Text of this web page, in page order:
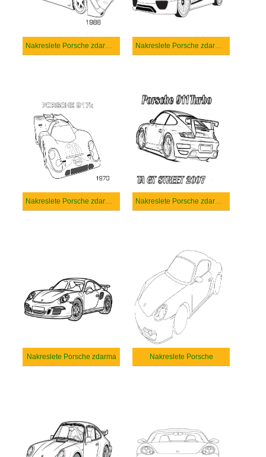
Nakreslete Porsche zdarma snadný tisknutelné Nakreslete Porsche zdarma snadný
Nakreslete Porsche zdarma základní tisknutelné Nakreslete Porsche zdarma základní
Nakreslete Porsche zdarma Nakreslete Porsche